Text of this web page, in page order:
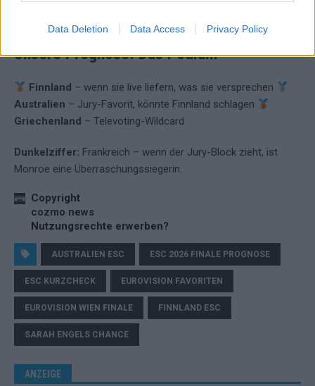
Data Deletion Data Access Privacy Policy
Schwäche:Beitrag zu wenig international anschlussfähig.
Letzter oder Vorletzter – aber mit Würde.
Unsere Prognose: Das Podium
Finnland – wenn sie live liefern, was sie versprechen
Australien – Jury-Favorit, könnte Finnland schlagen
Griechenland – Televoting-Wildcard
Dunkelziffer: Frankreich – wenn der Jury-Block zieht, ist
Monroe eine Überraschungssiegerin.
Copyright
cozmo news
Nutzungsrechte erwerben?
AUSTRALIEN ESC ESC 2026 FINALE PROGNOSE
ESC KURZCHECK EUROVISION FAVORITEN
EUROVISION WIEN FINALE FINNLAND ESC
SARAH ENGELS CHANCE
ANZEIGE